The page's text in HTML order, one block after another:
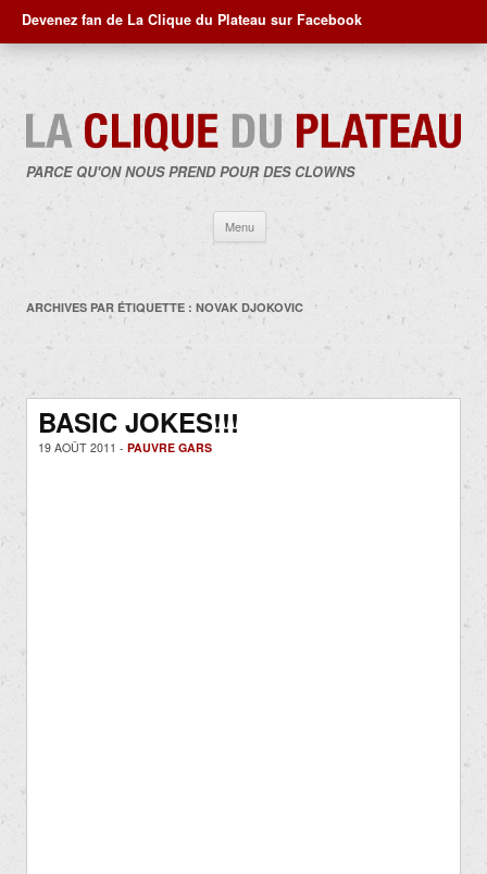
Devenez fan de La Clique du Plateau sur Facebook
PARCE QU'ON NOUS PREND POUR DES CLOWNS
Menu
contenu
ARCHIVES PAR ÉTIQUETTE : NOVAK DJOKOVIC
BASIC JOKES!!!
19 AOÛT 2011 - PAUVRE GARS